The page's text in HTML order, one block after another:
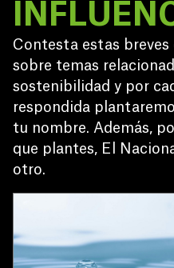
Contesta estas breves
sobre temas
sostenibilidad y por
respondida
tu nombre. Además,
que plantes, El
otro.